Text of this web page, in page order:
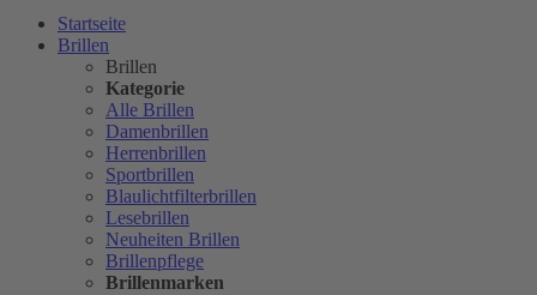
Startseite
Brillen
Brillen
Kategorie
Alle Brillen
Damenbrillen
Herrenbrillen
Sportbrillen
Blaulichtfilterbrillen
Lesebrillen
Neuheiten Brillen
Brillenpflege
Brillenmarken